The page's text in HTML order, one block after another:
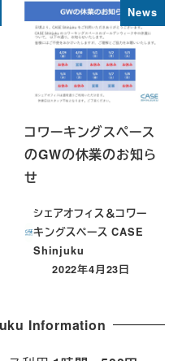
News
コワーキングスペース
のGWの休業のお知ら
せ
シェアオフィス＆コワー
キングスペース CASE
Shinjuku
投稿日
2022年4月23日
Information